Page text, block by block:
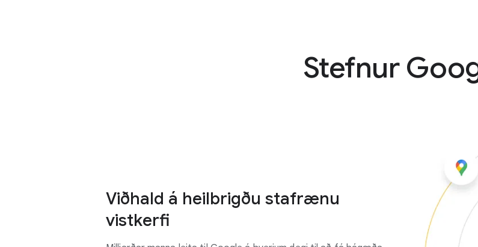
Stefnur
Viðhald á heilbrigðu stafrænu
vistkerfi